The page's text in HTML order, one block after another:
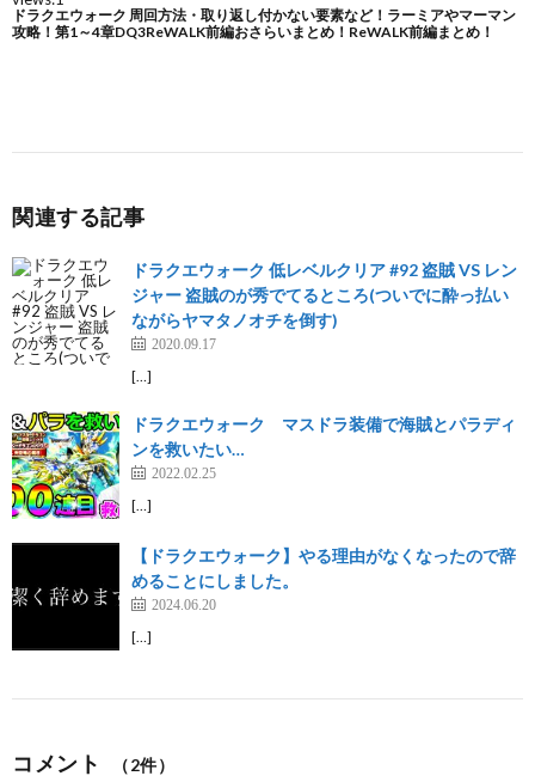
関連する記事
ドラクエウォーク 低レベルクリア #92 盗賊 VS レン
ジャー 盗賊のが秀でてるところ(ついでに酔っ払い
ながらヤマタノオチを倒す)
2020.09.17
[…]
ドラクエウォーク マスドラ装備で海賊とパラディ
ンを救いたい…
2022.02.25
[…]
【ドラクエウォーク】やる理由がなくなったので辞
めることにしました。
2024.06.20
[…]
コメント （2件）